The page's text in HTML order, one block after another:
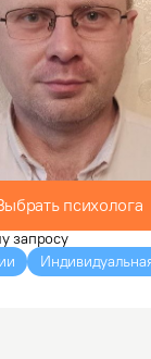
психолога
запросу